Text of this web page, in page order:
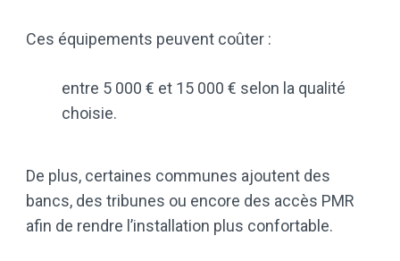
Ces équipements peuvent coûter :
entre 5 000 € et 15 000 € selon la qualité
choisie.
De plus, certaines communes ajoutent des
bancs, des tribunes ou encore des accès PMR
afin de rendre l’installation plus confortable.